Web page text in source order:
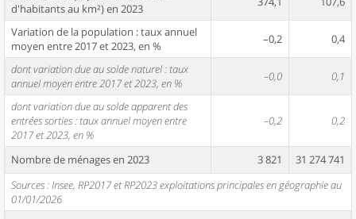
d'habitants au km²) en 2023
Variation de la population : taux annuel
moyen entre 2017 et 2023, en %
–0,2 0,4
dont variation due au solde naturel : taux
annuel moyen entre 2017 et 2023, en %
–0,0 0,1
dont variation due au solde apparent des
entrées sorties : taux annuel moyen entre
2017 et 2023, en %
–0,2 0,2
Nombre de ménages en 2023 3 821
31 274 741
Sources : Insee, RP2017 et RP2023 exploitations principales en géographie au
01/01/2026